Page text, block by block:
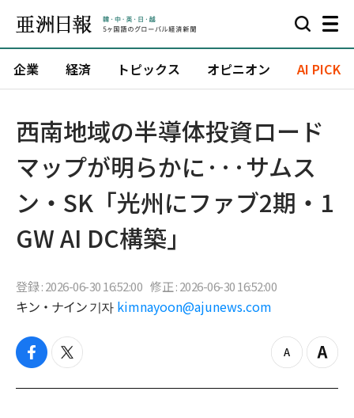
企業 経済 トピックス オピニオン AI PICK
西南地域の半導体投資ロード
マップが明らかに···サムス
ン・SK「光州にファブ2期・1
GW AI DC構築」
登録 : 2026-06-30 16:52:00 修正 : 2026-06-30 16:52:00
キン・ナイン 기자 kimnayoon@ajunews.com
f
c
t
i
z
o
Z
o